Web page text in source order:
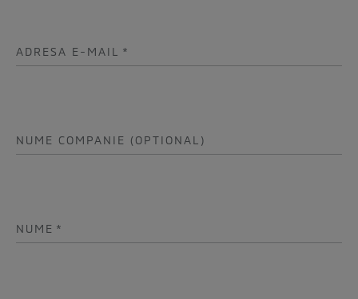
ADRESA E-MAIL *
NUME COMPANIE (OPTIONAL)
NUME *